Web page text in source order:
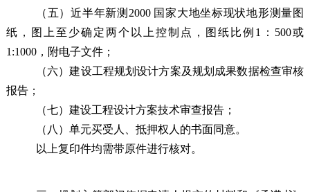
（ 五）近半年新测2000 国家大地坐标现状地形测量图
纸，图上至少确定两个以上控制点，图纸比例1：500或
1:1000，附电子文件；
（六）建设工程规划设计方案及规划成果数据检查审核
报告；
（七）建设工程设计方案技术审查报告；
（ 八 ）单元买受人、抵押权人的书面同意。
以上复印件均需带原件进行核对。